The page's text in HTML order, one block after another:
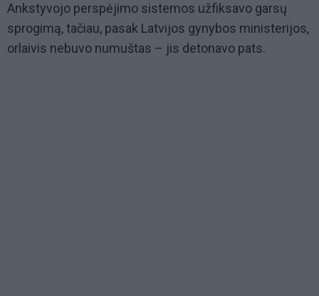
Ankstyvojo perspėjimo sistemos užfiksavo garsų
sprogimą, tačiau, pasak Latvijos gynybos ministerijos,
orlaivis nebuvo numuštas – jis detonavo pats.